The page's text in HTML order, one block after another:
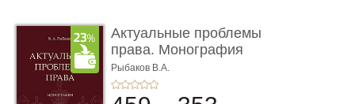
Актуальные проблемы
права. Монография
Рыбаков В.А.